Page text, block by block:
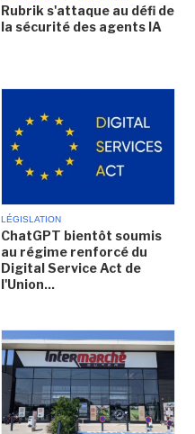
Rubrik s'attaque au défi de
la sécurité des agents IA
LÉGISLATION
ChatGPT bientôt soumis
au régime renforcé du
Digital Service Act de
l'Union...